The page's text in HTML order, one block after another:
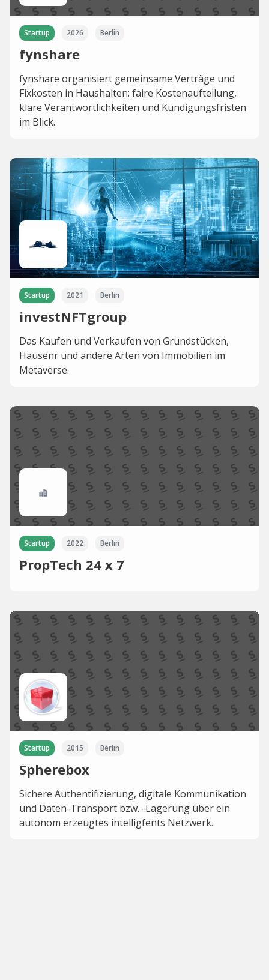
Startup 2026 Berlin
fynshare
fynshare organisiert gemeinsame Verträge und
Fixkosten in Haushalten: faire Kostenaufteilung,
klare Verantwortlichkeiten und Kündigungsfristen
im Blick.
Startup 2021 Berlin
investNFTgroup
Das Kaufen und Verkaufen von Grundstücken,
Häusenr und andere Arten von Immobilien im
Metaverse.
Startup 2022 Berlin
PropTech 24 x 7
Startup 2015 Berlin
Spherebox
Sichere Authentifizierung, digitale Kommunikation
und Daten-Transport bzw. -Lagerung über ein
autonom erzeugtes intelligfents Netzwerk.